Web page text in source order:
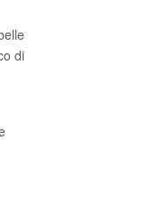
di